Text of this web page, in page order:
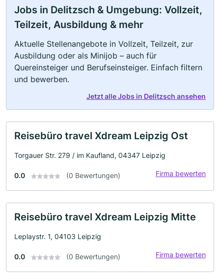
Jobs in Delitzsch & Umgebung: Vollzeit,
Teilzeit, Ausbildung & mehr
Aktuelle Stellenangebote in Vollzeit, Teilzeit, zur
Ausbildung oder als Minijob – auch für
Quereinsteiger und Berufseinsteiger. Einfach filtern
und bewerben.
Jetzt alle Jobs in Delitzsch ansehen
Reisebüro travel Xdream Leipzig Ost
Torgauer Str. 279 / im Kaufland, 04347 Leipzig
0.0 (0 Bewertungen) Firma bewerten
Reisebüro travel Xdream Leipzig Mitte
Leplaystr. 1, 04103 Leipzig
0.0 (0 Bewertungen) Firma bewerten